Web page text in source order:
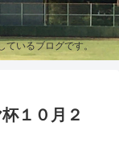
いるブログです。
１０月２